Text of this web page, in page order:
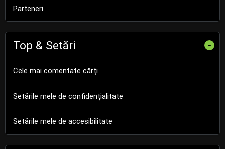
Parteneri
Top & Setări -
Cele mai comentate cărți
Setările mele de confidențialitate
Setările mele de accesibilitate